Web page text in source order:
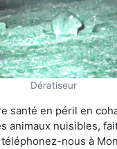
Dératiseur
santé en péril en
animaux nuisibles,
nous à